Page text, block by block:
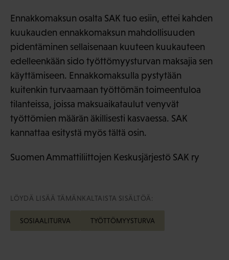
Ennakkomaksun osalta SAK tuo esiin, ettei kahden
kuukauden ennakkomaksun mahdollisuuden
pidentäminen sellaisenaan kuuteen kuukauteen
edelleenkään sido työttömyysturvan maksajia sen
käyttämiseen. Ennakkomaksulla pystytään
kuitenkin turvaamaan työttömän toimeentuloa
tilanteissa, joissa maksuaikataulut venyvät
työttömien määrän äkillisesti kasvaessa. SAK
kannattaa esitystä myös tältä osin.
Suomen Ammattiliittojen Keskusjärjestö SAK ry
LÖYDÄ LISÄÄ TÄMÄNKALTAISTA SISÄLTÖÄ:
SOSIAALITURVA TYÖTTÖMYYSTURVA